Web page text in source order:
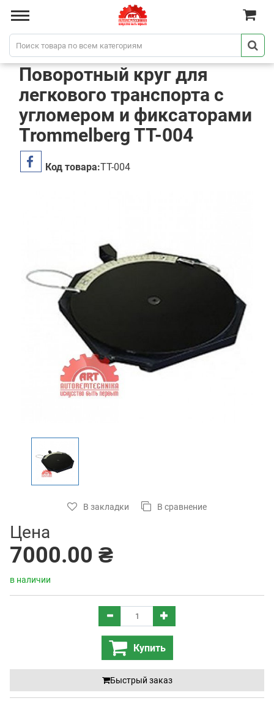
Поворотный круг для
легкового транспорта с
угломером и фиксаторами
Trommelberg TT-004
Код товара:TT-004
В закладки В сравнение
Цена
7000.00 ₴
в наличии
Купить
Быстрый заказ